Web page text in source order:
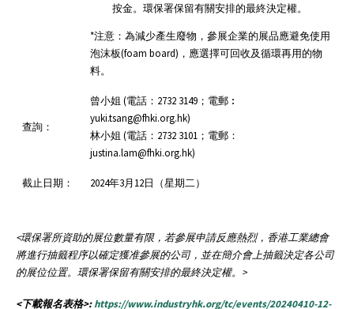
按金。環保署保留有關安排的最終決定權。
*注意：為減少產生廢物，參展企業的展品應避免使用
泡沫板(foam board)，應選擇可回收及循環再用的物
料。
查詢：
曾小姐 (電話：2732 3149；電郵︰
yuki.tsang@fhki.org.hk)
林小姐 (電話：2732 3101；電郵：
justina.lam@fhki.org.hk)
截止日期： 2024年3月12日（星期二）
<環保署所資助的展位數量有限，若參展申請反應熱烈，香港工業總會
將進行抽籤程序以確定獲准參展的公司，並在簡介會上抽籤決定各公司
的展位位置。環保署保留有關安排的最終決定權。 >
<下載報名表格>:https://www.industryhk.org/tc/events/20240410-12-